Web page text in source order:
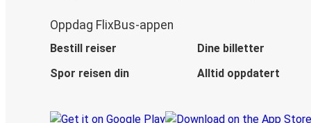
Oppdag FlixBus-appen
Bestill reiser
Dine billetter
Spor reisen din
Alltid oppdatert